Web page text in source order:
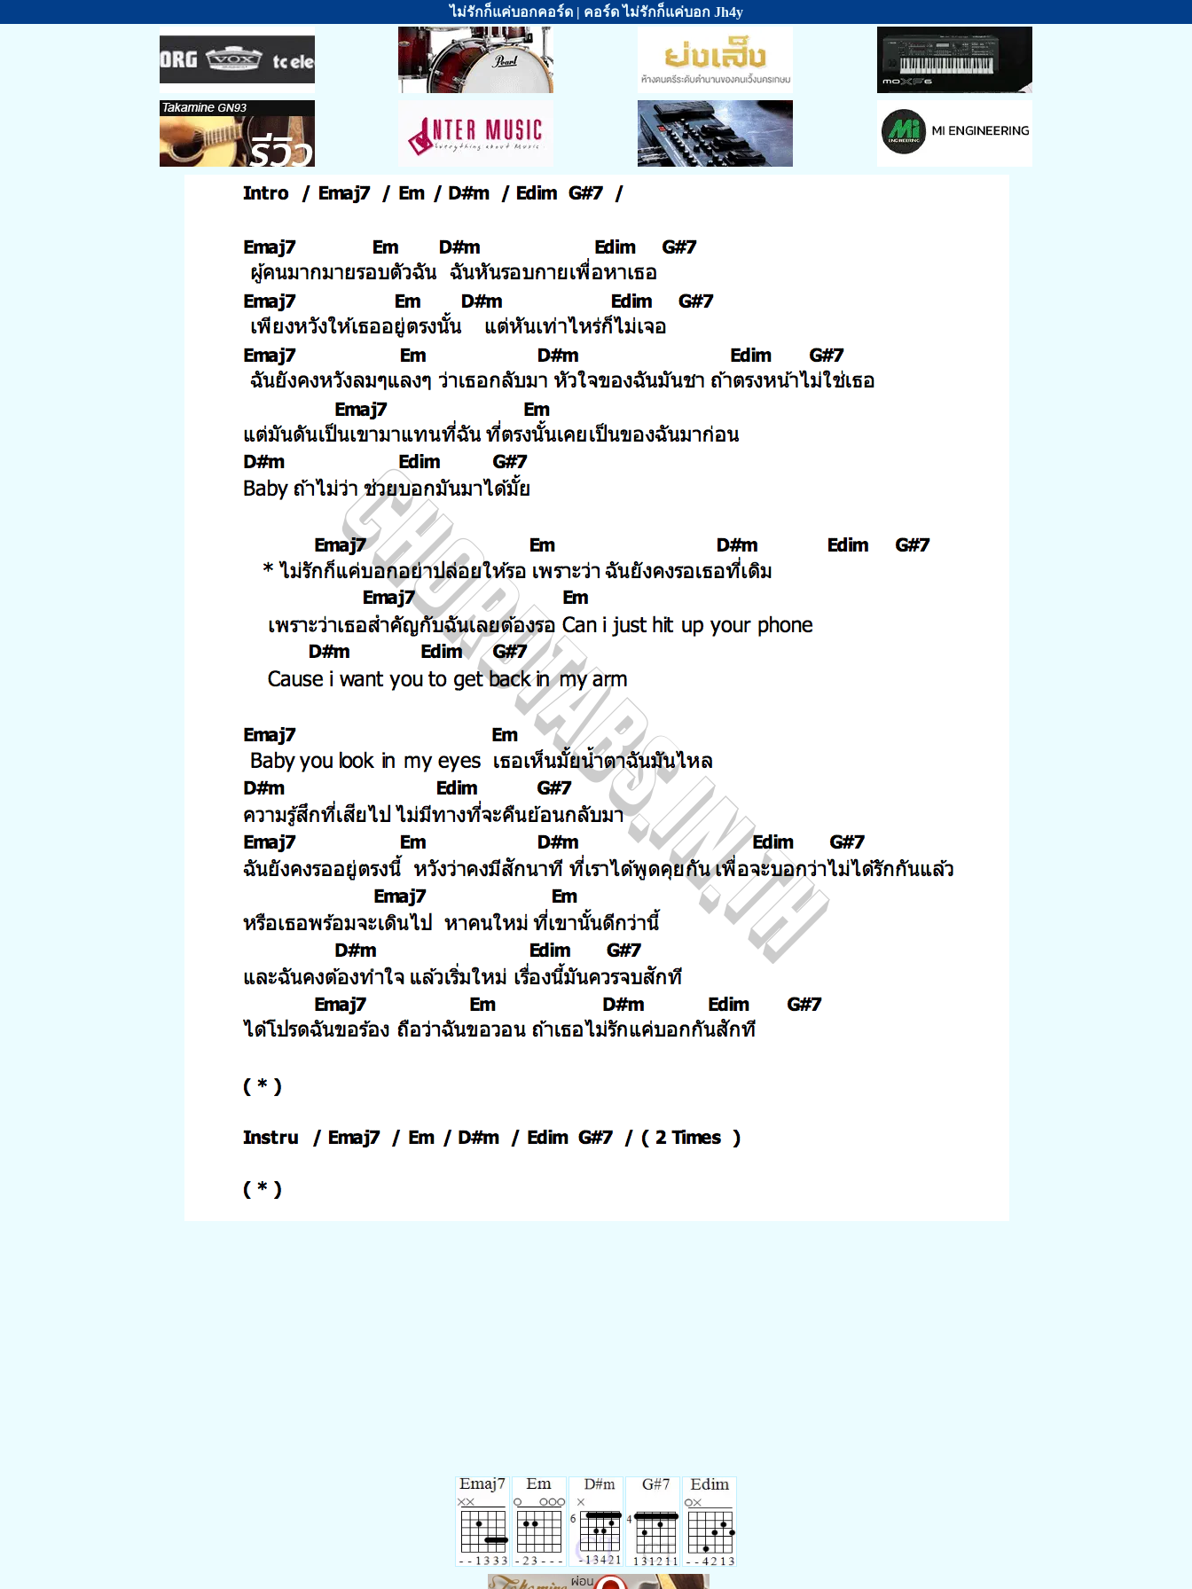
ไม่รักก็แค่บอกคอร์ด | คอร์ด ไม่รักก็แค่บอก Jh4y